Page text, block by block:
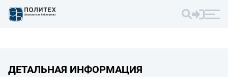
ДЕТАЛЬНАЯ ИНФОРМАЦИЯ